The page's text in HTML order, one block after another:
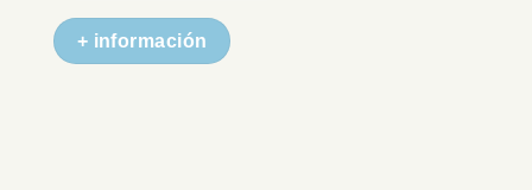
+ información